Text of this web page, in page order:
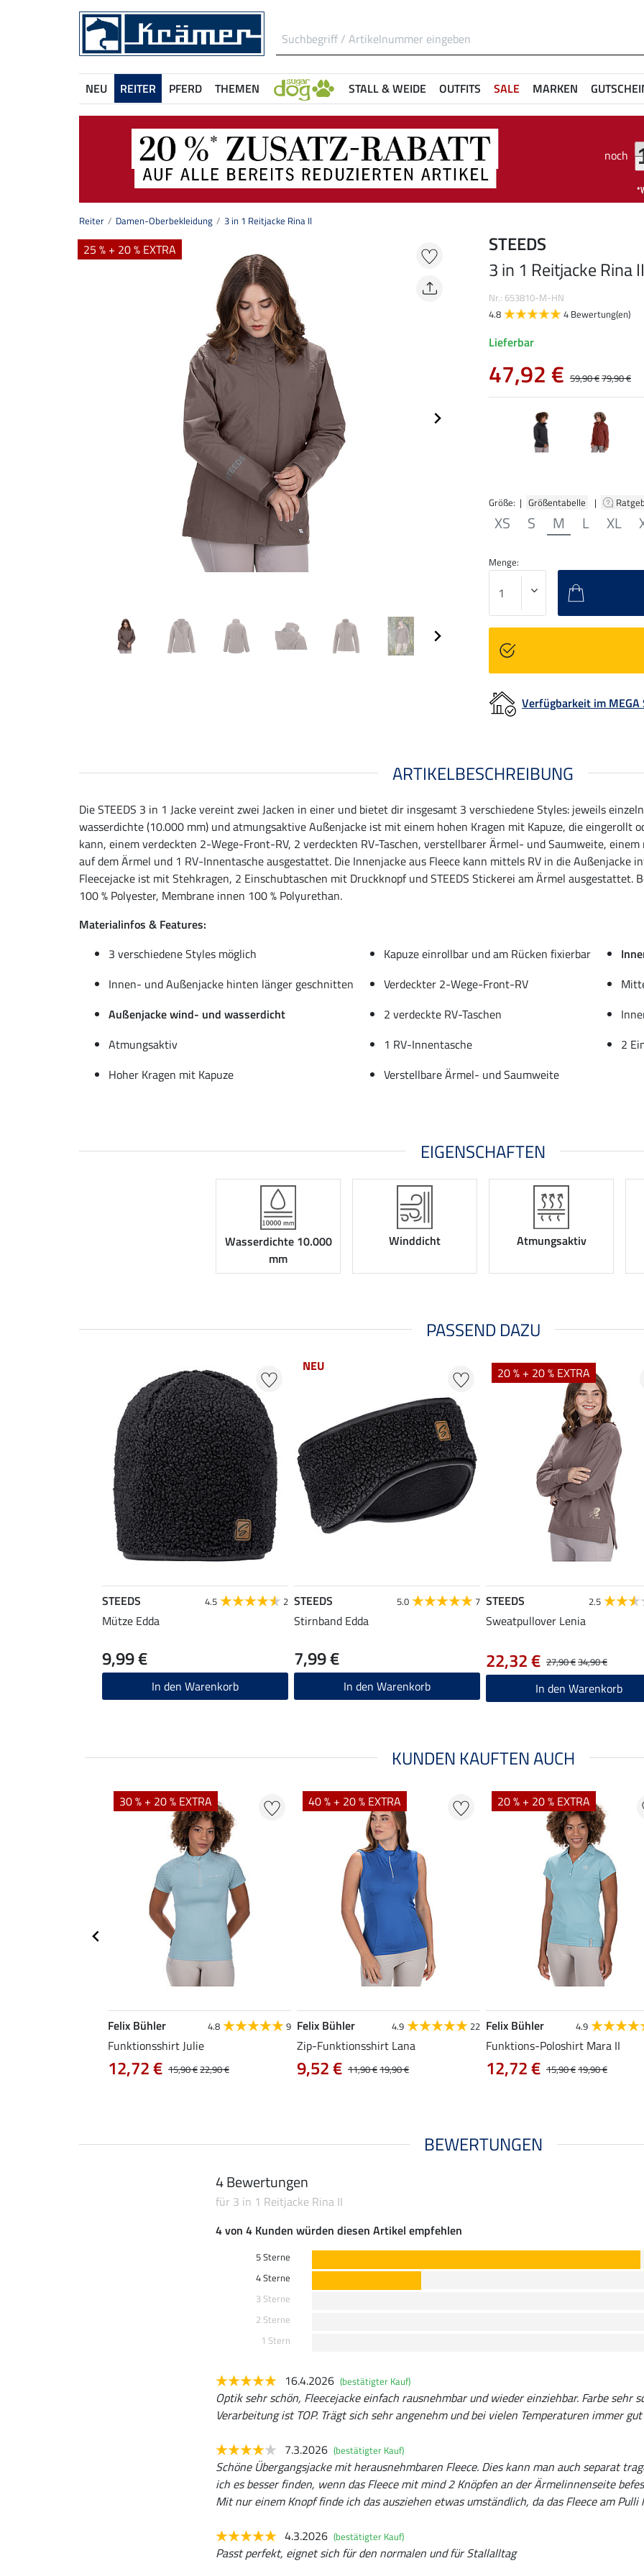
NEU REITER PFERD THEMEN STALL & WEIDE OUTFITS SALE MARKEN
noch
Reiter Damen-Oberbekleidung 3 in 1 Reitjacke Rina II
25 % + 20 % EXTRA
Größe: | Größentabelle |
XS S M L XL
STEEDS
3 in 1 Reitjacke Rina II
Nr.: 653810-M-HN
4.8
4 Bewertung(en)
Lieferbar
47,92 € 59,90 €79,90 €
Menge:
Verfügbarkeit im MEGA
ARTIKELBESCHREIBUNG
Die STEEDS 3 in 1 Jacke vereint zwei Jacken in einer und bietet dir insgesamt 3 verschiedene Styles: jeweils
wasserdichte (10.000 mm) und atmungsaktive Außenjacke ist mit einem hohen Kragen mit Kapuze, die eingerollt
kann, einem verdeckten 2-Wege-Front-RV, 2 verdeckten RV-Taschen, verstellbarer Ärmel- und Saumweite, einem
auf dem Ärmel und 1 RV-Innentasche ausgestattet. Die Innenjacke aus Fleece kann mittels RV in die Außenjacke
Fleecejacke ist mit Stehkragen, 2 Einschubtaschen mit Druckknopf und STEEDS Stickerei am Ärmel ausgestattet.
100 % Polyester, Membrane innen 100 % Polyurethan.
Materialinfos & Features:
3 verschiedene Styles möglich
Kapuze einrollbar und am Rücken fixierbar
Innen- und Außenjacke hinten länger geschnitten
Verdeckter 2-Wege-Front-RV
Außenjacke wind- und wasserdicht
2 verdeckte RV-Taschen
Atmungsaktiv
1 RV-Innentasche
2
Hoher Kragen mit Kapuze
Verstellbare Ärmel- und Saumweite
EIGENSCHAFTEN
Wasserdichte 10.000
mm
Winddicht Atmungsaktiv
PASSEND DAZU
STEEDS 4.5 2
Mütze Edda
9,99 €
In den Warenkorb
NEU
STEEDS 5.0 7
Stirnband Edda
7,99 €
In den Warenkorb
20 % + 20 % EXTRA
STEEDS 2.5
Sweatpullover Lenia
27,90 €34,90 €
22,32 €
In den Warenkorb
KUNDEN KAUFTEN AUCH
30 % + 20 % EXTRA
Felix Bühler 4.8 9
Funktionsshirt Julie
15,90 €22,90 €
12,72 €
40 % + 20 % EXTRA
Felix Bühler 4.9 22
Zip-Funktionsshirt Lana
11,90 €19,90 €
9,52 €
20 % + 20 % EXTRA
Felix Bühler 4.9
Funktions-Poloshirt Mara II
15,90 €19,90 €
12,72 €
BEWERTUNGEN
4 Bewertungen
für 3 in 1 Reitjacke Rina II
4 von 4 Kunden würden diesen Artikel empfehlen
5 Sterne
4 Sterne
3 Sterne
2 Sterne
1 Stern
16.4.2026 (bestätigter Kauf)
Optik sehr schön, Fleecejacke einfach rausnehmbar und wieder einziehbar. Farbe sehr
Verarbeitung ist TOP. Trägt sich sehr angenehm und bei vielen Temperaturen immer
7.3.2026 (bestätigter Kauf)
Schöne Übergangsjacke mit herausnehmbaren Fleece. Dies kann man auch separat
ich es besser finden, wenn das Fleece mit mind 2 Knöpfen an der Ärmelinnenseite
Mit nur einem Knopf finde ich das ausziehen etwas umständlich, da das Fleece am Pulli
4.3.2026 (bestätigter Kauf)
Passt perfekt, eignet sich für den normalen und für Stallalltag